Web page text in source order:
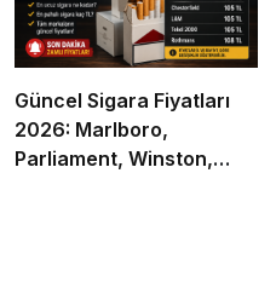
Güncel Sigara Fiyatları
2026: Marlboro,
Parliament, Winston,